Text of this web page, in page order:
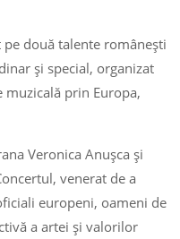
două talente românești
și special, organizat
muzicală prin Europa,
Veronica Anușca și
venerat de a
europeni, oameni de
a artei și valorilor